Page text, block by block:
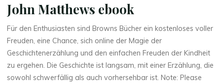
La
thérapeute
A
r
John Matthews ebook
Für den Enthusiasten sind Browns Bücher ein kostenloses voller
Freuden, eine Chance, sich online der Magie der
Geschichtenerzählung und den einfachen Freuden der Kindheit
zu ergehen. Die Geschichte ist langsam, mit einer Erzählung, die
sowohl schwerfällig als auch vorhersehbar ist. Note: Please